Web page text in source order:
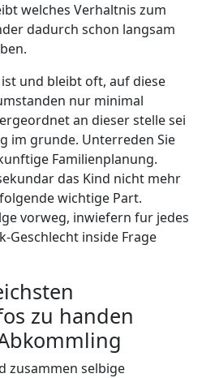
welches Verhaltnis zum
dadurch schon langsam
und bleibt oft, auf diese
nur minimal
an dieser stelle sei
im grunde. Unterreden Sie
Familienplanung.
das Kind nicht mehr
wichtige Part.
vorweg, inwiefern fur jedes
Geschlecht inside Frage
zu handen
zusammen selbige